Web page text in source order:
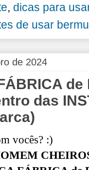
, dicas para
de usar
de 2024
de
das
vocês? :)